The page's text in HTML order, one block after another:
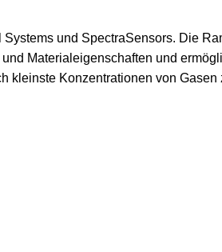
und SpectraSensors. Die
Materialeigenschaften und
kleinste Konzentrationen von